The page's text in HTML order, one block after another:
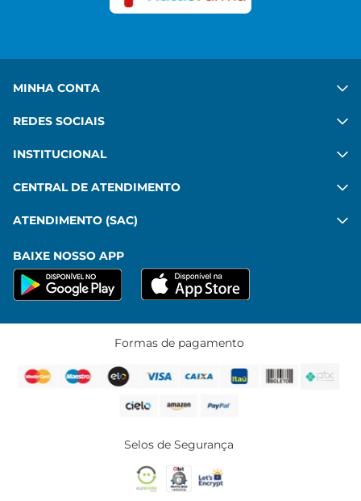
MINHA CONTA
REDES SOCIAIS
INSTITUCIONAL
CENTRAL DE ATENDIMENTO
ATENDIMENTO (SAC)
BAIXE NOSSO APP
Formas de pagamento
Selos de Segurança